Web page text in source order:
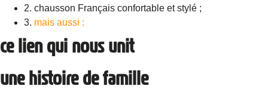
2. chausson Français confortable et stylé ;
3. mais aussi :
ce lien qui nous unit
une histoire de famille